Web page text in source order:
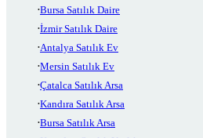
Bursa Satılık Daire
İzmir Satılık Daire
Antalya Satılık Ev
Mersin Satılık Ev
Çatalca Satılık Arsa
Kandıra Satılık Arsa
Bursa Satılık Arsa